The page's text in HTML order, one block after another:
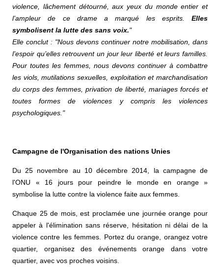
violence, lâchement détourné, aux yeux du monde entier et
l’ampleur de ce drame a marqué les esprits.
Elles
symbolisent la lutte des sans voix."
Elle conclut : "Nous devons continuer notre mobilisation, dans
l’espoir qu’elles retrouvent un jour leur liberté et leurs familles.
Pour toutes les femmes, nous devons continuer à combattre
les viols, mutilations sexuelles, exploitation et marchandisation
du corps des femmes, privation de liberté, mariages forcés et
toutes formes de violences y compris les violences
psychologiques."
Campagne de l'Organisation des nations Unies
Du 25 novembre au 10 décembre 2014, la campagne de
l'ONU « 16 jours pour peindre le monde en orange »
symbolise la lutte contre la violence faite aux femmes.
Chaque 25 de mois, est proclamée une journée orange pour
appeler à l'élimination sans réserve, hésitation ni délai de la
violence contre les femmes. Portez du orange, orangez votre
quartier, organisez des événements orange dans votre
quartier, avec vos proches voisins.